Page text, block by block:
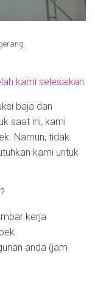
kami selesaikan
baja dan
saat ini, kami
Namun, tidak
kami untuk
kerja
anda (jam